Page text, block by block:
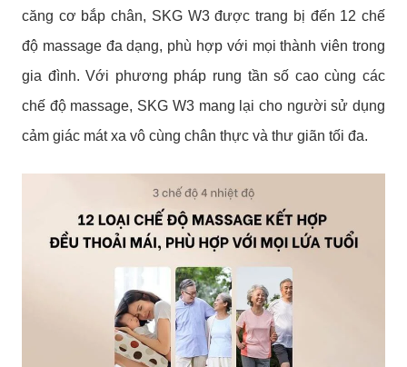
căng cơ bắp chân, SKG W3 được trang bị đến 12 chế
độ massage đa dạng, phù hợp với mọi thành viên trong
gia đình. Với phương pháp rung tần số cao cùng các
chế độ massage, SKG W3 mang lại cho người sử dụng
cảm giác mát xa vô cùng chân thực và thư giãn tối đa.